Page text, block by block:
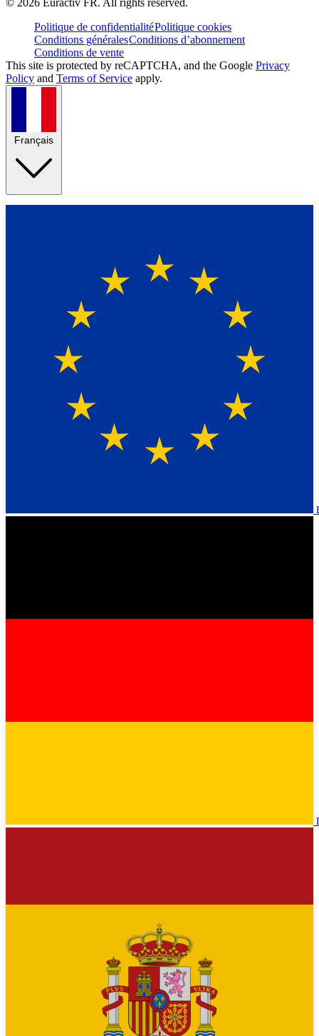
© 2026 Euractiv FR. All rights reserved.
Politique de confidentialitéPolitique cookies
Conditions généralesConditions d’abonnement
Conditions de vente
This site is protected by reCAPTCHA, and the Google Privacy
Policy and Terms of Service apply.
Français